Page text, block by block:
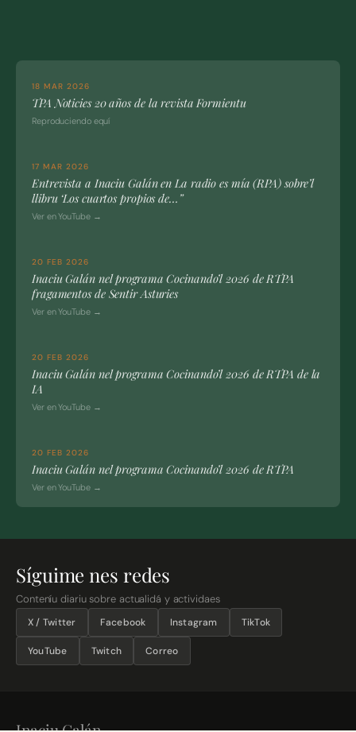
18 MAR 2026
TPA Noticies 20 años de la revista Formientu
Reproduciendo equí
17 MAR 2026
Entrevista a Inaciu Galán en La radio es mía (RPA) sobre’l
llibru ‘Los cuartos propios de…”
Ver en YouTube →
20 FEB 2026
Inaciu Galán nel programa Cocinando’l 2026 de RTPA
fragamentos de Sentir Asturies
Ver en YouTube →
20 FEB 2026
Inaciu Galán nel programa Cocinando’l 2026 de RTPA de la
IA
Ver en YouTube →
20 FEB 2026
Inaciu Galán nel programa Cocinando’l 2026 de RTPA
Ver en YouTube →
Síguime nes redes
Conteníu diariu sobre actualidá y actividaes
X / Twitter Facebook Instagram TikTok
YouTube Twitch Correo